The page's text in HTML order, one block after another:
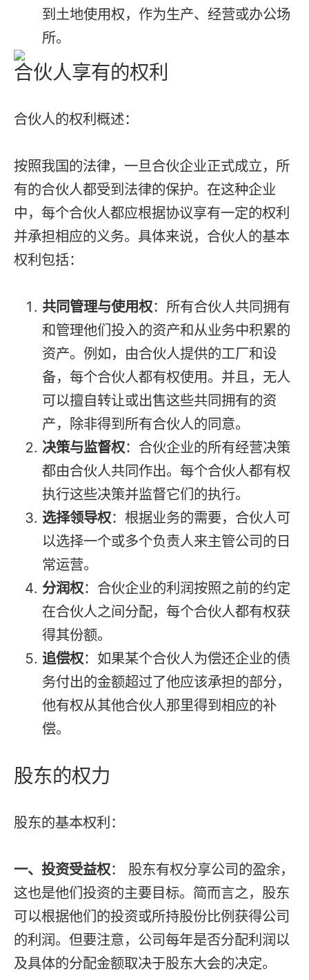
到土地使用权，作为生产、经营或办公场
所。
合伙人享有的权利
合伙人的权利概述：
按照我国的法律，一旦合伙企业正式成立，所
有的合伙人都受到法律的保护。在这种企业
中，每个合伙人都应根据协议享有一定的权利
并承担相应的义务。具体来说，合伙人的基本
权利包括：
共同管理与使用权：所有合伙人共同拥有
和管理他们投入的资产和从业务中积累的
资产。例如，由合伙人提供的工厂和设
备，每个合伙人都有权使用。并且，无人
可以擅自转让或出售这些共同拥有的资
产，除非得到所有合伙人的同意。
决策与监督权：合伙企业的所有经营决策
都由合伙人共同作出。每个合伙人都有权
执行这些决策并监督它们的执行。
选择领导权：根据业务的需要，合伙人可
以选择一个或多个负责人来主管公司的日
常运营。
分润权：合伙企业的利润按照之前的约定
在合伙人之间分配，每个合伙人都有权获
得其份额。
追偿权：如果某个合伙人为偿还企业的债
务付出的金额超过了他应该承担的部分，
他有权从其他合伙人那里得到相应的补
偿。
股东的权力
股东的基本权利：
一、投资受益权： 股东有权分享公司的盈余，
这也是他们投资的主要目标。简而言之，股东
可以根据他们的投资或所持股份比例获得公司
的利润。但要注意，公司每年是否分配利润以
及具体的分配金额取决于股东大会的决定。